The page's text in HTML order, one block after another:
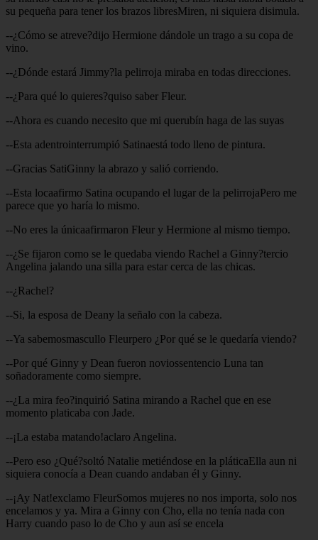
su pequeña para tener los brazos libresMiren, ni siquiera disimula.
--¿Cómo se atreve?dijo Hermione dándole un trago a su copa de
vino.
--¿Dónde estará Jimmy?la pelirroja miraba en todas direcciones.
--¿Para qué lo quieres?quiso saber Fleur.
--Ahora es cuando necesito que mi querubín haga de las suyas
--Esta adentrointerrumpió Satinaestá todo lleno de pintura.
--Gracias SatiGinny la abrazo y salió corriendo.
--Esta locaafirmo Satina ocupando el lugar de la pelirrojaPero me
parece que yo haría lo mismo.
--No eres la únicaafirmaron Fleur y Hermione al mismo tiempo.
--¿Se fijaron como se le quedaba viendo Rachel a Ginny?tercio
Angelina jalando una silla para estar cerca de las chicas.
--¿Rachel?
--Si, la esposa de Deany la señalo con la cabeza.
--Ya sabemosmascullo Fleurpero ¿Por qué se le quedaría viendo?
--Por qué Ginny y Dean fueron noviossentencio Luna tan
soñadoramente como siempre.
--¿La mira feo?inquirió Satina mirando a Rachel que en ese
momento platicaba con Jade.
--¡La estaba matando!aclaro Angelina.
--Pero eso ¿Qué?soltó Natalie metiéndose en la pláticaElla aun ni
siquiera conocía a Dean cuando andaban él y Ginny.
--¡Ay Nat!exclamo FleurSomos mujeres no nos importa, solo nos
encelamos y ya. Mira a Ginny con Cho, ella no tenía nada con
Harry cuando paso lo de Cho y aun así se encela